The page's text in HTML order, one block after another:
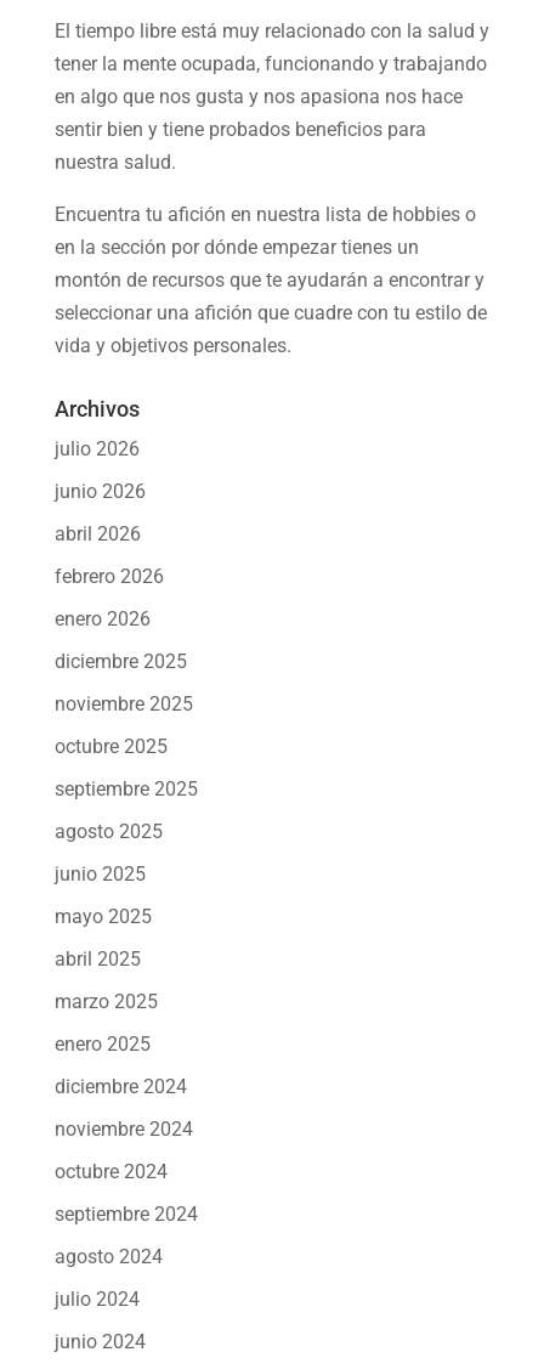
El tiempo libre está muy relacionado con la salud y
tener la mente ocupada, funcionando y trabajando
en algo que nos gusta y nos apasiona nos hace
sentir bien y tiene probados beneficios para
nuestra salud.
Encuentra tu afición en nuestra lista de hobbieso
en la sección por dónde empezar tienes un
montón de recursos que te ayudarán a encontrar y
seleccionar una afición que cuadre con tu estilo de
vida y objetivos personales.
Archivos
julio 2026
junio 2026
abril 2026
febrero 2026
enero 2026
diciembre 2025
noviembre 2025
octubre 2025
septiembre 2025
agosto 2025
junio 2025
mayo 2025
abril 2025
marzo 2025
enero 2025
diciembre 2024
noviembre 2024
octubre 2024
septiembre 2024
agosto 2024
julio 2024
junio 2024